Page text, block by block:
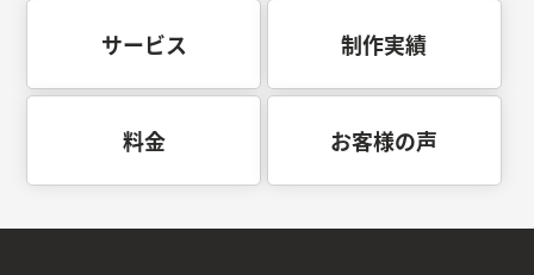
サービス 制作実績
料金 お客様の声